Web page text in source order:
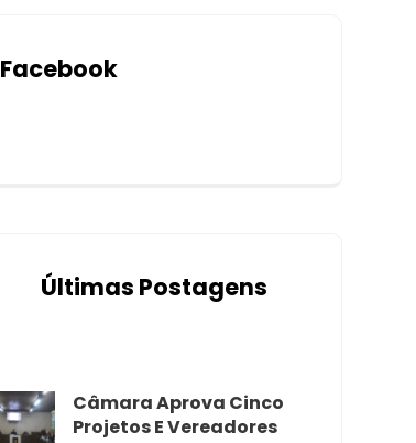
Facebook
Últimas Postagens
Câmara Aprova Cinco
Projetos E Vereadores